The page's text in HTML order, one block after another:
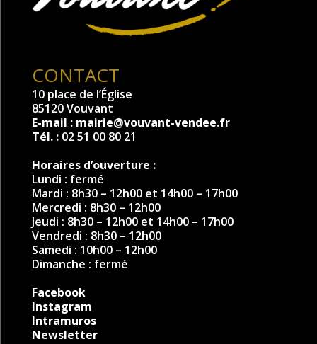
CONTACT
10 place de l’Église
85120 Vouvant
E-mail : mairie@vouvant-vendee.fr
Tél. : 02 51 00 80 21
Horaires d’ouverture :
Lundi : fermé
Mardi : 8h30 – 12h00 et 14h00 – 17h00
Mercredi : 8h30 – 12h00
Jeudi : 8h30 – 12h00 et 14h00 – 17h00
Vendredi : 8h30 – 12h00
Samedi : 10h00 – 12h00
Dimanche : fermé
Facebook
Instagram
Intramuros
Newsletter